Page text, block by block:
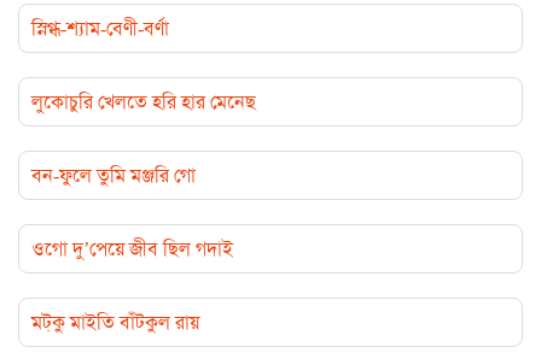
স্নিগ্ধ-শ্যাম-বেণী-বর্ণা
লুকোচুরি খেলতে হরি হার মেনেছ
বন-ফুলে তুমি মঞ্জরি গো
ওগো দু’পেয়ে জীব ছিল গদাই
মট্‌কু মাইতি বাঁটকুল রায়